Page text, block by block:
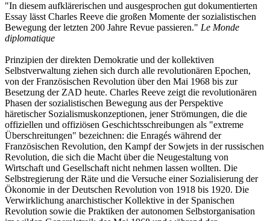
"In diesem aufklärerischen und ausgesprochen gut dokumentierten
Essay lässt Charles Reeve die großen Momente der sozialistischen
Bewegung der letzten 200 Jahre Revue passieren." Le Monde
diplomatique
Prinzipien der direkten Demokratie und der kollektiven
Selbstverwaltung ziehen sich durch alle revolutionären Epochen,
von der Französischen Revolution über den Mai 1968 bis zur
Besetzung der ZAD heute. Charles Reeve zeigt die revolutionären
Phasen der sozialistischen Bewegung aus der Perspektive
häretischer Sozialismuskonzeptionen, jener Strömungen, die die
offiziellen und offiziösen Geschichtsschreibungen als "extreme
Überschreitungen" bezeichnen: die Enragés während der
Französischen Revolution, den Kampf der Sowjets in der russischen
Revolution, die sich die Macht über die Neugestaltung von
Wirtschaft und Gesellschaft nicht nehmen lassen wollten. Die
Selbstregierung der Räte und die Versuche einer Sozialisierung der
Ökonomie in der Deutschen Revolution von 1918 bis 1920. Die
Verwirklichung anarchistischer Kollektive in der Spanischen
Revolution sowie die Praktiken der autonomen Selbstorganisation